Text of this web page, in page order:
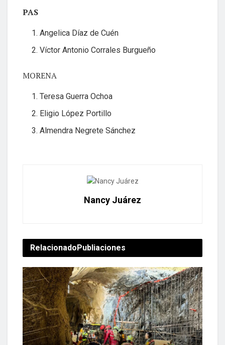
PAS
Angelica Díaz de Cuén
Víctor Antonio Corrales Burgueño
MORENA
Teresa Guerra Ochoa
Eligio López Portillo
Almendra Negrete Sánchez
Nancy Juárez
Relacionado Publiaciones